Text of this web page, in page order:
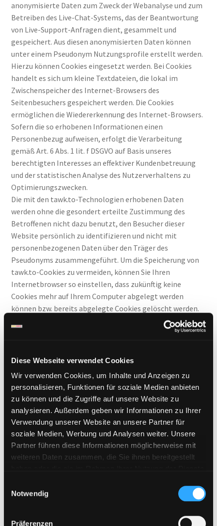
Diese Webseite verwendet Cookies
Wir verwenden Cookies, um Inhalte und Anzeigen zu
personalisieren, Funktionen für soziale Medien anbieten
zu können und die Zugriffe auf unsere Website zu
analysieren. Außerdem geben wir Informationen zu Ihrer
Verwendung unserer Website an unsere Partner für
soziale Medien, Werbung und Analysen weiter. Unsere
Partner führen diese Informationen möglicherweise mit
weiteren Daten zusammen, die Sie ihnen bereitgestellt
Cookies, wenn Sie unsere Webseite weiterhin nutzen.
Notwendig
Präferenzen
anonymisierte Daten zum Zweck der Webanalyse und zum
Betreiben des Live-Chat-Systems, das der Beantwortung
von Live-Support-Anfragen dient, gesammelt und
gespeichert. Aus diesen anonymisierten Daten können
unter einem Pseudonym Nutzungsprofile erstellt werden.
Hierzu können Cookies eingesetzt werden. Bei Cookies
handelt es sich um kleine Textdateien, die lokal im
Zwischenspeicher des Internet-Browsers des
Seitenbesuchers gespeichert werden. Die Cookies
ermöglichen die Wiedererkennung des Internet-Browsers.
Sofern die so erhobenen Informationen einen
Personenbezug aufweisen, erfolgt die Verarbeitung
gemäß Art. 6 Abs. 1 lit. f DSGVO auf Basis unseres
berechtigten Interesses an effektiver Kundenbetreuung
und der statistischen Analyse des Nutzerverhaltens zu
Optimierungszwecken.
Die mit den tawk.to-Technologien erhobenen Daten
werden ohne die gesondert erteilte Zustimmung des
Betroffenen nicht dazu benutzt, den Besucher dieser
Website persönlich zu identifizieren und nicht mit
personenbezogenen Daten über den Träger des
Pseudonyms zusammengeführt. Um die Speicherung von
tawk.to-Cookies zu vermeiden, können Sie Ihren
Internetbrowser so einstellen, dass zukünftig keine
Cookies mehr auf Ihrem Computer abgelegt werden
können bzw. bereits abgelegte Cookies gelöscht werden.
Das Abschalten sämtlicher Cookies kann jedoch dazu
führen, dass einige Funktionen auf unseren Internetseiten
Datenerhebung und –speicherung zum Zwecke der
können Sie jederzeit mit Wirkung für die Zukunft
widersprechen, indem Sie uns Ihren Widerspruch formlos
per E-Mail an die im Impressum genannte E-Mail-Adresse
schicken.
consentmanager
Nutzereinwilligungen für einwilligungspflichtige Cookies